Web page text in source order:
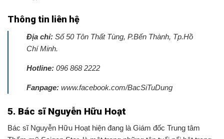
Thông tin liên hệ
Địa chỉ: Số 50 Tôn Thất Tùng, P.Bến Thành, Tp.Hồ
Chí Minh.
Hotline: 096 868 2222
Fanpage: www.facebook.com/BacSiTuDung
5. Bác sĩ Nguyễn Hữu Hoạt
Bác sĩ Nguyễn Hữu Hoạt hiện đang là Giám đốc Trung tâm